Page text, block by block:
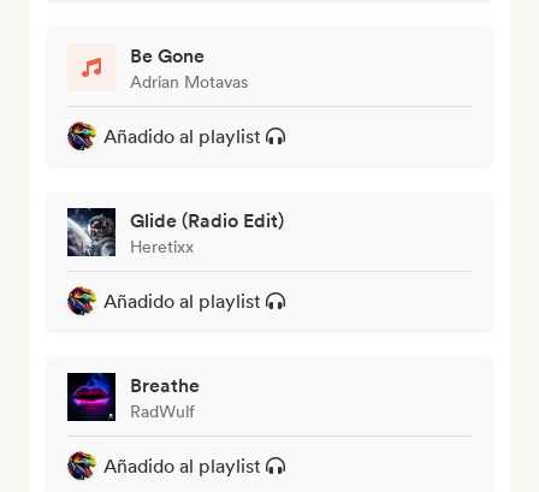
Be Gone
Adrian Motavas
Añadido al playlist
Glide (Radio Edit)
Heretixx
Añadido al playlist
Breathe
RadWulf
Añadido al playlist